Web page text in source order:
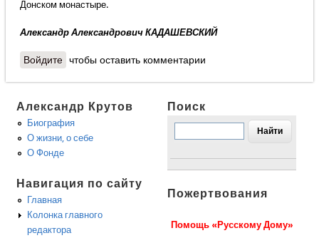
Донском монастыре.
Александр Александрович КАДАШЕВСКИЙ
Войдите чтобы оставить комментарии
Александр Крутов
Биография
О жизни, о себе
О Фонде
Навигация по сайту
Главная
Колонка главного
редактора
Поиск
Пожертвования
Помощь «Русскому Дому»